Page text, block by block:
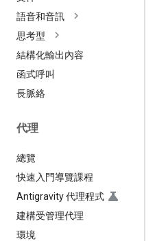
語音和音訊
思考型
結構化輸出內容
函式呼叫
長脈絡
代理
總覽
快速入門導覽課程
Antigravity 代理程式
建構受管理代理
環境